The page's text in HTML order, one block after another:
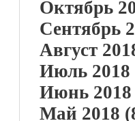
Октябрь
Сентябрь
Август
Июль 2018
Июнь 2018
Май 2018